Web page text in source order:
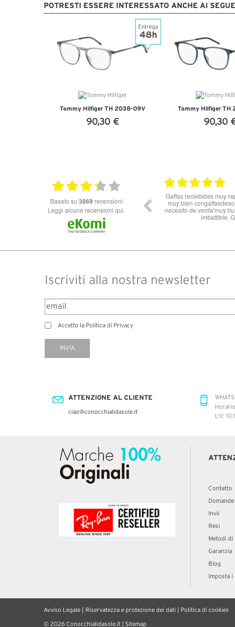
POTRESTI ESSERE INTERESSATO ANCHE AI
Tommy Hilfiger TH 2038-09V
90,30 €
Tommy Hilfiger TH
90,30
basato su 3869 recensioni
Leggi alcune recensioni qui.
11.06.2026
servizio e spedizione impeccabili!
all’Italia in 3 gg lavorativi! Bravi e
grazie
Ottimo Venditore *****
Iscriviti alla nostra newsletter
Accetto la Política di Privacy
INVIA
ATTENZIONE AL CLIENTE
ciao@conocchialidasole.it
L-V:
Contatto
Invii
Resi
Metodi di
Garanzia
Blog
Imposta i
Avviso Legale Riservatezza e protezione dei dati Politica di cookies
© 2026 Conocchialidasole.it | Sitemap